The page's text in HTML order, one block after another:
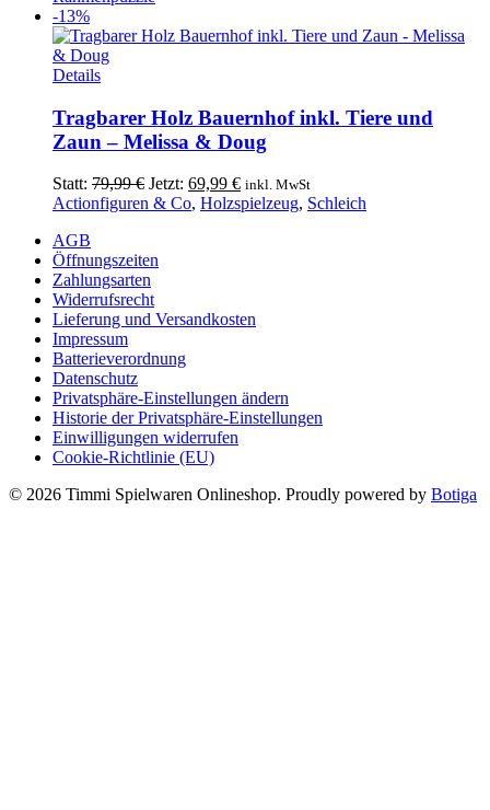
-13%
Details
Tragbarer Holz Bauernhof inkl. Tiere und
Zaun – Melissa & Doug
Statt: 79,99€ Ursprünglicher
Preis
Jetzt: 69,99 €Aktueller
Preis
inkl. MwSt
Actionfiguren & Co, Holzspielzeug, Schleich
AGB
Öffnungszeiten
Zahlungsarten
Widerrufsrecht
Lieferung und Versandkosten
Impressum
Batterieverordnung
Datenschutz
Privatsphäre-Einstellungen ändern
Historie der Privatsphäre-Einstellungen
Einwilligungen widerrufen
Cookie-Richtlinie (EU)
© 2026 Timmi Spielwaren Onlineshop. Proudly powered by Botiga